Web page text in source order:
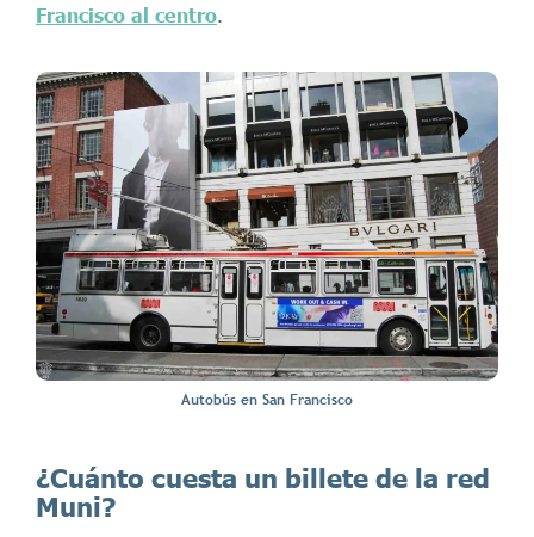
Francisco al centro
Autobús en San Francisco
¿Cuánto cuesta un billete de la red
Muni?